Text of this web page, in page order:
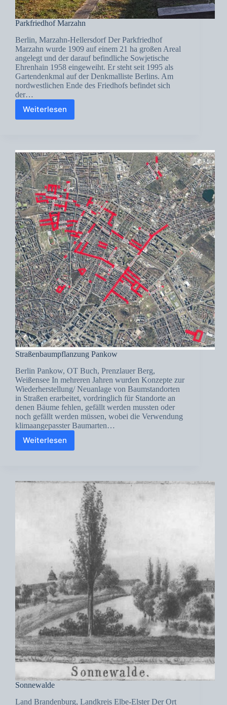
Parkfriedhof Marzahn
Berlin, Marzahn-Hellersdorf Der Parkfriedhof
Marzahn wurde 1909 auf einem 21 ha großen Areal
angelegt und der darauf befindliche Sowjetische
Ehrenhain 1958 eingeweiht. Er steht seit 1995 als
Gartendenkmal auf der Denkmalliste Berlins. Am
nordwestlichen Ende des Friedhofs befindet sich
der…
Weiterlesen
Parkfriedhof
Marzahn
Straßenbaumpflanzung Pankow
Berlin Pankow, OT Buch, Prenzlauer Berg,
Weißensee In mehreren Jahren wurden Konzepte zur
Wiederherstellung/ Neuanlage von Baumstandorten
in Straßen erarbeitet, vordringlich für Standorte an
denen Bäume fehlen, gefällt werden mussten oder
noch gefällt werden müssen, wobei die Verwendung
klimaangepasster Baumarten…
WeiterlesenStraßenbaumpflanzung
Pankow
Sonnewalde
Land Brandenburg, Landkreis Elbe-Elster Der Ort